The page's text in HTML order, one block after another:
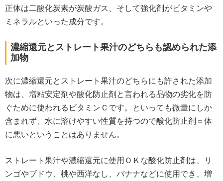
正体は二酸化炭素が炭酸ガス、そして強化剤がビタミンや
ミネラルといった成分です。
濃縮還元とストレート果汁のどちらも認められた添
加物
次に濃縮還元とストレート果汁のどちらにも許された添加
物は、増粘安定剤や酸化防止剤と言われる品物の劣化を防
ぐために使われるビタミンＣです。といっても微量にしか
含まれず、水に溶けやすい性質を持つので酸化防止剤＝体
に悪いということはありません。
ストレート果汁や濃縮還元に使用ＯＫな酸化防止剤は、リ
ンゴやブドウ、桃や西洋なし、バナナなどに使用でき、増